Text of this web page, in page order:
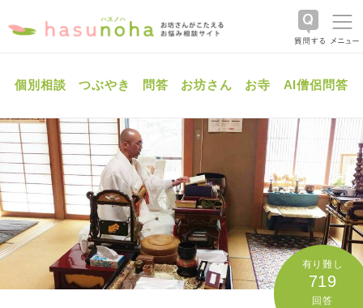
個別相談 つぶやき 問答 お坊さん お寺 AI僧侶問答
有り難し
719
回答